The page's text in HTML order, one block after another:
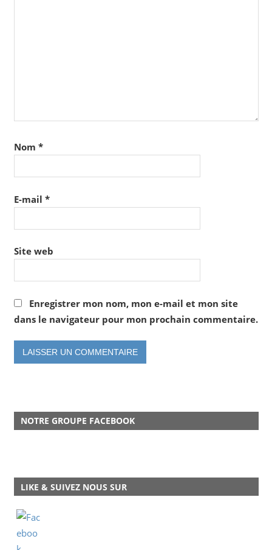
Nom *
E-mail *
Site web
Enregistrer mon nom, mon e-mail et mon site
dans le navigateur pour mon prochain commentaire.
NOTRE GROUPE FACEBOOK
LIKE & SUIVEZ NOUS SUR